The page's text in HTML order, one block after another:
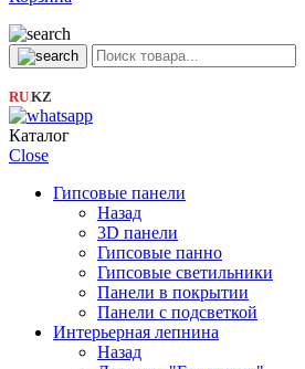
RU|KZ
Каталог
Close
Гипсовые панели
Назад
3D панели
Гипсовые панно
Гипсовые светильники
Панели в покрытии
Панели с подсветкой
Интерьерная лепнина
Назад